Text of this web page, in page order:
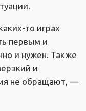
то играх
первым и
и нужен. Также
и
не обращают, —